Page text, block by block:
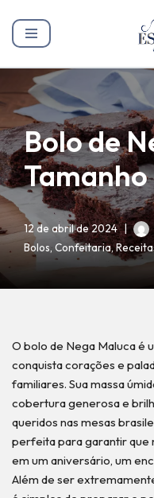
Pular
conteúdo
Bolo de
12 de abril de 2024
Bolos,Confeitaria,
O bolo de Nega Maluca é
conquista corações e
familiares. Sua massa
cobertura generosa e
queridos nas mesas
perfeita para garantir que
em um aniversário, um
Além de ser